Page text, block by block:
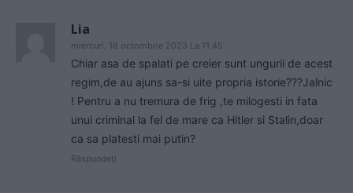
Lia
miercuri, 18 octombrie 2023 La 11.45
Chiar asa de spalati pe creier sunt ungurii de acest
regim,de au ajuns sa-si uite propria istorie???Jalnic
! Pentru a nu tremura de frig ,te milogesti in fata
unui criminal la fel de mare ca Hitler si Stalin,doar
ca sa platesti mai putin?
Răspundeți